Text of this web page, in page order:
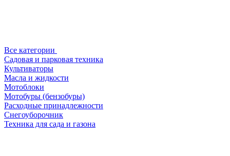
Все категории
Садовая и парковая техника
Культиваторы
Масла и жидкости
Мотоблоки
Мотобуры (бензобуры)
Расходные принадлежности
Снегоуборочник
Техника для сада и газона